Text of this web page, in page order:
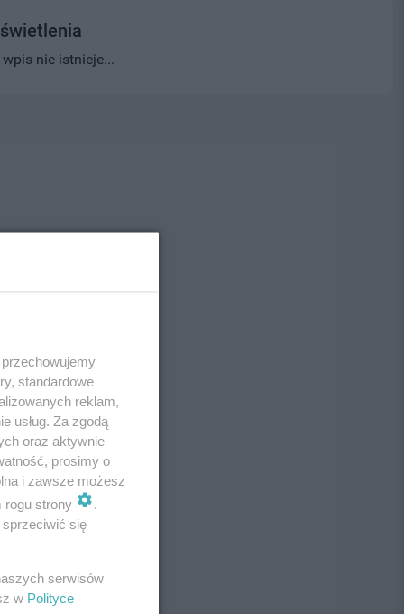
nie istnieje...
standardowe
reklam,
usług. Za zgodą
oraz aktywnie
prosimy o
i zawsze możesz
rogu strony
się
serwisów
w Polityce